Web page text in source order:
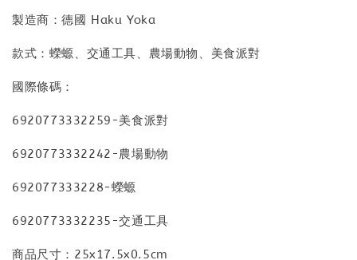
製造商：德國 Haku Yoka
款式：蠑螈、交通工具、農場動物、美食派對
國際條碼：
6920773332259-美食派對
6920773332242-農場動物
692077333228-蠑螈
6920773332235-交通工具
商品尺寸：25x17.5x0.5cm